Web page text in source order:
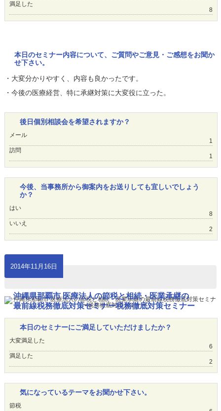
満足した
8
本日のセミナー内容について、ご質問やご意見・ご感想をお聞か
せ下さい。
・大変分かりやすく、内容も良かったです。
・今後の医療経営、特に承継対策に大変役に立った。
後日個別相談会を希望されますか？
メール
1
訪問
1
今後、当事務所から御案内をお送りしても宜しいでしょう
か？
はい
8
いいえ
2
2014年11月16日
沖縄県那覇市 医療法人の節税と相続・医業承継の
最前線税務徹底対策セミナー税務徹底対策セミナー
本日のセミナーにご満足していただけましたか？
大変満足した
6
満足した
2
気になっているテーマをお聞かせ下さい。
節税